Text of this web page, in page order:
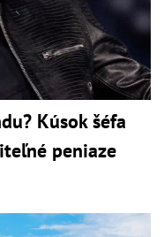
Kúsok šéfa
peniaze